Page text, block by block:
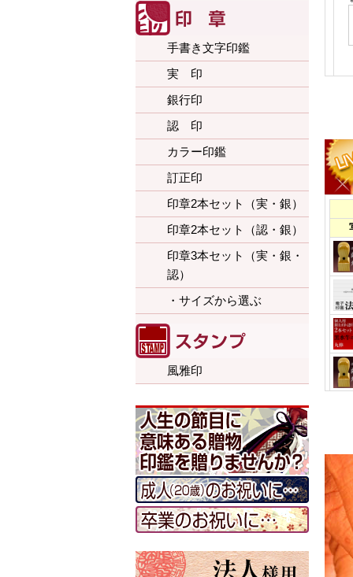
手書き文字印鑑
実 印
銀行印
認 印
カラー印鑑
訂正印
印章2本セット（実・銀）
印章2本セット（認・銀）
印章3本セット（実・銀・
認）
・サイズから選ぶ
風雅印